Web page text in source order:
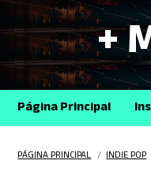
+
Página Principal
PÁGINA PRINCIPAL /INDIE POP